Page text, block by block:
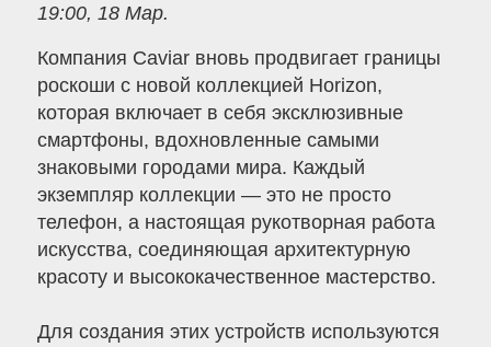
19:00, 18 Мар.
Компания Caviar вновь продвигает границы
роскоши с новой коллекцией Horizon,
которая включает в себя эксклюзивные
смартфоны, вдохновленные самыми
знаковыми городами мира. Каждый
экземпляр коллекции — это не просто
телефон, а настоящая рукотворная работа
искусства, соединяющая архитектурную
красоту и высококачественное мастерство.
Для создания этих устройств используются